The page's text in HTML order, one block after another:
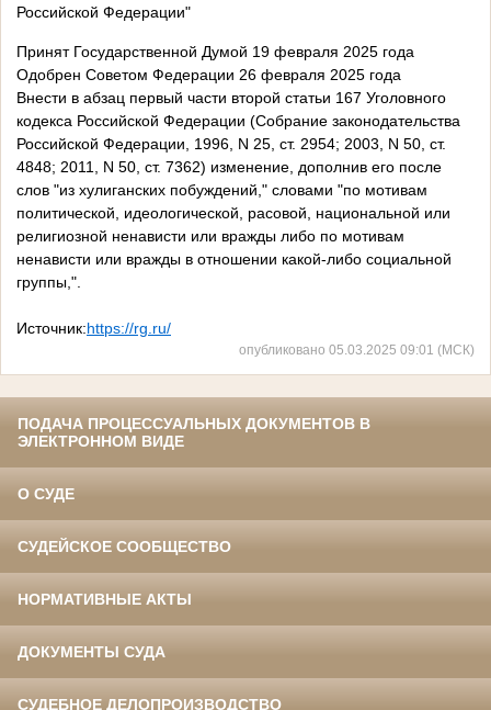
Российской Федерации"
Принят Государственной Думой 19 февраля 2025 года
Одобрен Советом Федерации 26 февраля 2025 года
Внести в абзац первый части второй статьи 167 Уголовного
кодекса Российской Федерации (Собрание законодательства
Российской Федерации, 1996, N 25, ст. 2954; 2003, N 50, ст.
4848; 2011, N 50, ст. 7362) изменение, дополнив его после
слов "из хулиганских побуждений," словами "по мотивам
политической, идеологической, расовой, национальной или
религиозной ненависти или вражды либо по мотивам
ненависти или вражды в отношении какой-либо социальной
группы,".
Источник:https://rg.ru/
опубликовано 05.03.2025 09:01 (МСК)
ПОДАЧА ПРОЦЕССУАЛЬНЫХ ДОКУМЕНТОВ В
ЭЛЕКТРОННОМ ВИДЕ
О СУДЕ
СУДЕЙСКОЕ СООБЩЕСТВО
НОРМАТИВНЫЕ АКТЫ
ДОКУМЕНТЫ СУДА
СУДЕБНОЕ ДЕЛОПРОИЗВОДСТВО